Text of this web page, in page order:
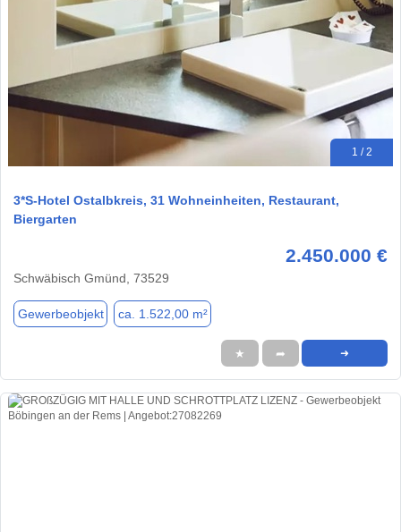
1 / 2
3*S-Hotel Ostalbkreis, 31 Wohneinheiten, Restaurant,
Biergarten
2.450.000 €
Schwäbisch Gmünd, 73529
Gewerbeobjekt ca. 1.522,00 m²
★ ➦ ➜